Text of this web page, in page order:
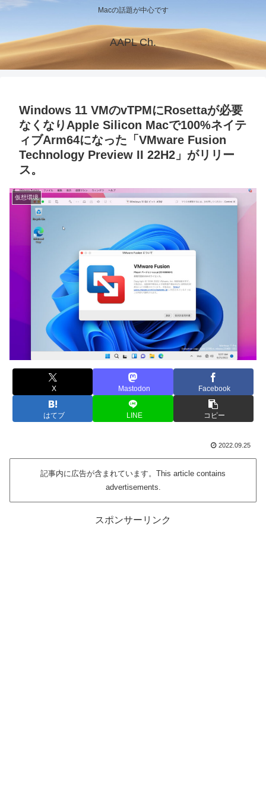
Macの話題が中心です
AAPL Ch.
Windows 11 VMのvTPMにRosettaが必要
なくなりApple Silicon Macで100%ネイテ
ィブArm64になった「VMware Fusion
Technology Preview II 22H2」がリリー
ス。
仮想環境
X Mastodon Facebook
はてブ LINE コピー
2022.09.25
記事内に広告が含まれています。This article contains
advertisements.
スポンサーリンク